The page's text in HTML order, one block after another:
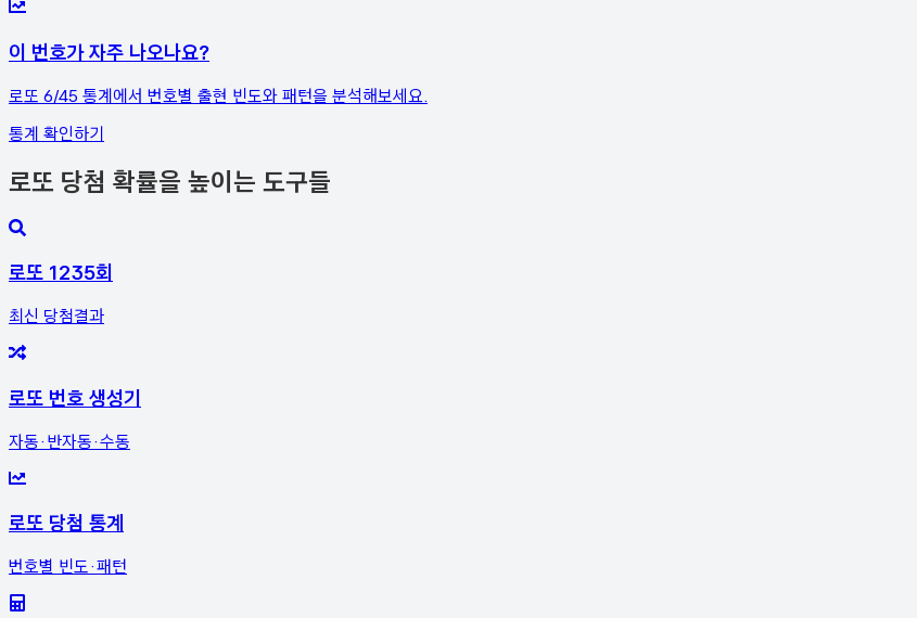
이 번호가 자주 나오나요?
로또 6/45 통계에서 번호별 출현 빈도와 패턴을 분석해보세요.
통계 확인하기
로또 당첨 확률을 높이는 도구들
로또 1235회
최신 당첨결과
로또 번호 생성기
자동·반자동·수동
로또 당첨 통계
번호별 빈도·패턴